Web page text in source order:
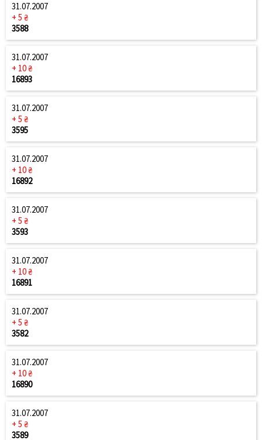
31.07.2007
+ 5 ₴
3588
31.07.2007
+ 10 ₴
16893
31.07.2007
+ 5 ₴
3595
31.07.2007
+ 10 ₴
16892
31.07.2007
+ 5 ₴
3593
31.07.2007
+ 10 ₴
16891
31.07.2007
+ 5 ₴
3582
31.07.2007
+ 10 ₴
16890
31.07.2007
+ 5 ₴
3589